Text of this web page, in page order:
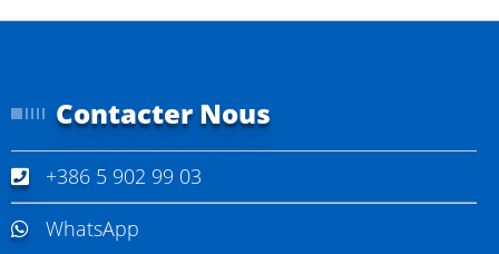
Contacter Nous
+386 5 902 99 03
WhatsApp